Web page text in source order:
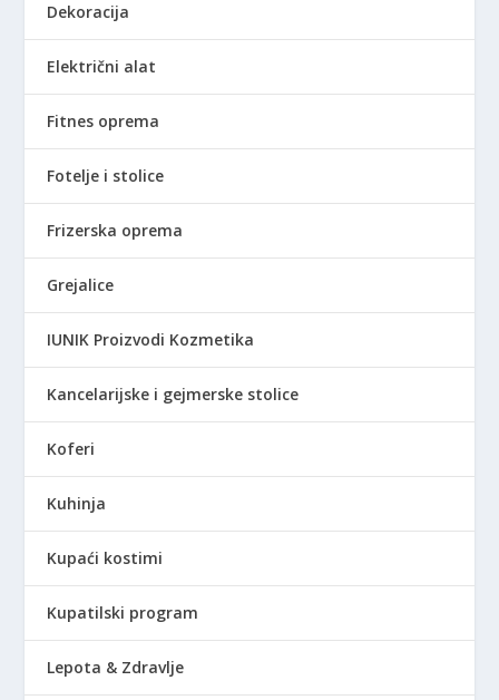
Dekoracija
Električni alat
Fitnes oprema
Fotelje i stolice
Frizerska oprema
Grejalice
IUNIK Proizvodi Kozmetika
Kancelarijske i gejmerske stolice
Koferi
Kuhinja
Kupaći kostimi
Kupatilski program
Lepota & Zdravlje